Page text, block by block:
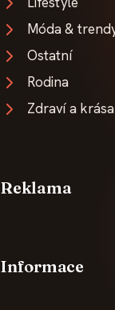
Móda &
Ostatní
Rodina
Zdraví a krása
Reklama
Informace